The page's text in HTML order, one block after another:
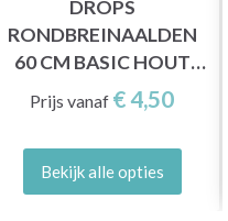
DROPS
RONDBREINAALDEN
60 CM BASIC HOUT
(5,5-20,0 MM)
Prijs vanaf € 4,50
Bekijk alle opties